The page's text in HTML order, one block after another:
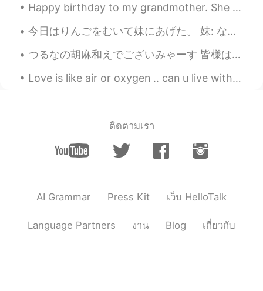
Happy birthday to my grandmother. She survived the Nazis, walked a thousand kilometers to safety ...
今日はりんごをむいて妹にあげた。 妹: なんでリンゴを剃ったの？ 私:剃った？！ 妹:あー間違えた！むいた！(爆笑) 一緒に笑った。 🍎🍎🍎英語🍎🍎🍎 Today I peeled an a...
つるなの胡麻和えでございみゃーす 皆様は、白和えか胡麻和え、どっちが好きですか？ アレックスはやっぱり白和えが一番ですなぁ。でもお豆腐さんはちょっと手に入りにくいから、今回は胡麻和えにしました...
Love is like air or oxygen .. can u live without oxygen for second ?.. no? ..and when oxygen disa...
ติดตามเรา
AI Grammar Press Kit เว็บ HelloTalk
Language Partners งาน Blog เกี่ยวกับ